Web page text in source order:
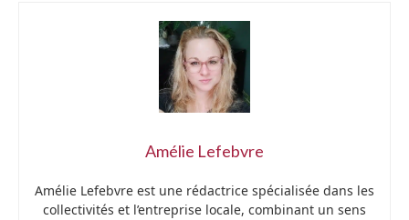
Amélie Lefebvre
Amélie Lefebvre est une rédactrice spécialisée dans les
collectivités et l’entreprise locale, combinant un sens